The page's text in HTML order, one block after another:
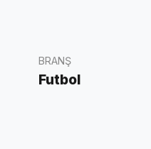
BRANŞ
Futbol